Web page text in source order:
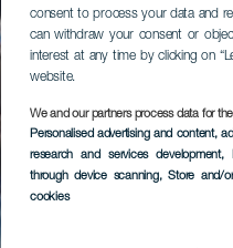
consent to process your data and
can withdraw your consent or
interest at any time by clicking on
website.
We and our partners process data for
Personalised advertising and content,
research and services development,
through device scanning, Store and/
cookies